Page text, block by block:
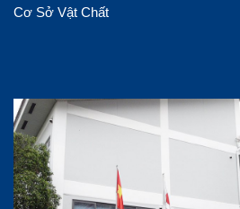
Cơ Sở Vật Chất